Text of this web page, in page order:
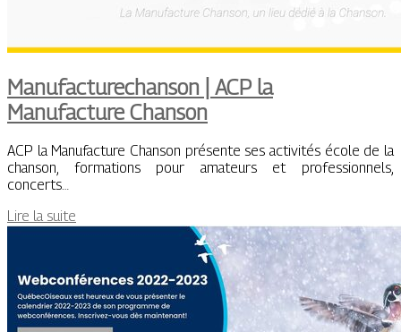
Manufacture­chan­son | ACP la
Manufacture Chanson
ACP la Manufacture Chanson présente ses activités école de la
chanson, formations pour amateurs et professionnels,
concerts…
Lire la suite